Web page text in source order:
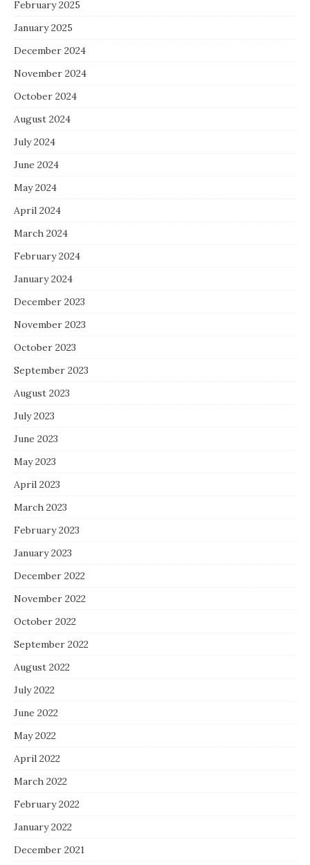
February 2025
January 2025
December 2024
November 2024
October 2024
August 2024
July 2024
June 2024
May 2024
April 2024
March 2024
February 2024
January 2024
December 2023
November 2023
October 2023
September 2023
August 2023
July 2023
June 2023
May 2023
April 2023
March 2023
February 2023
January 2023
December 2022
November 2022
October 2022
September 2022
August 2022
July 2022
June 2022
May 2022
April 2022
March 2022
February 2022
January 2022
December 2021